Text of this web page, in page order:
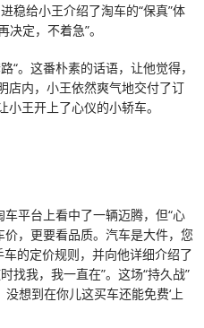
稳给小王介绍了淘车的“保真”体
定，不着急”。
“。这番朴素的话语，让他觉得，
店内，小王依然爽气地交付了订
王开上了心仪的小轿车。
平台上看中了一辆迈腾，但“心
，更要看品质。汽车是大件，您
车的定价规则，并向他详细介绍了
找我，我一直在”。这场“持久战”
想到在你儿这买车还能免费‘上